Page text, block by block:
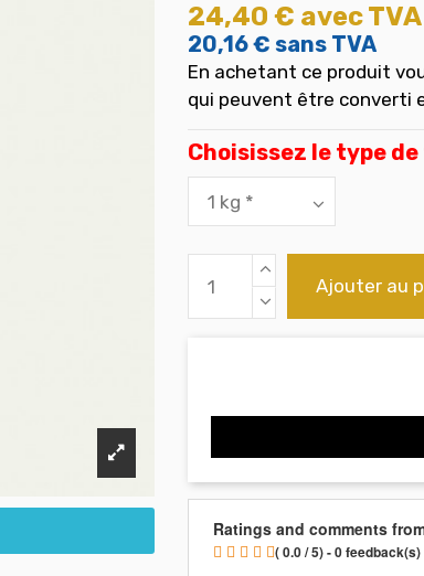
24,40 € avec TVA
20,16 € sans TVA
En achetant ce produit
qui peuvent être converti
Choisissez le type
Ajouter au
Ratings and comments
( 0.0 / 5) - 0 feedback(s)